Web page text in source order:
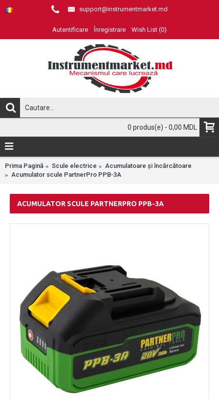
support@instrumentmarket.md
Autentificare Înregistrare Wish List (0)
0 produs(e) - 0,00 MDL
Prima Pagină Scule electrice
Acumulatoare și încărcătoare
Acumulator scule PartnerPro PPB-3A
ACUMULATOR SCULE PARTNERPRO PPB-3A